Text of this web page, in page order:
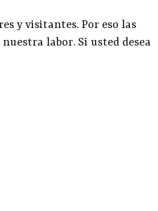
y visitantes. Por eso las
labor. Si usted desea